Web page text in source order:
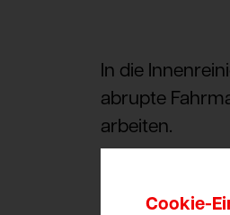
In die
abrupte
arbeiten.
Cookie-